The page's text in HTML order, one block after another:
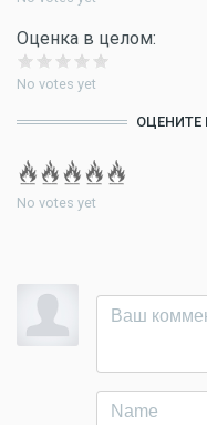
Оценка в целом:
No votes yet
ОЦЕНИТЕ
No votes yet